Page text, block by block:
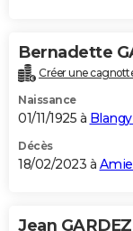
Bernadette
Créer une
Naissance
01/11/1925 à
Décès
18/02/2023 à
Jean GARDEZ